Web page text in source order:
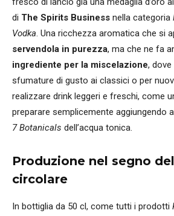
di The Spirits Business nella categoria
Vodka. Una ricchezza aromatica che si
servendola in purezza, ma che ne fa
ingrediente per la miscelazione,
sfumature di gusto ai classici o per
realizzare drink leggeri e freschi, come
preparare semplicemente aggiungendo
7 Botanicals dell’acqua tonica.
Produzione nel segno
circolare
In bottiglia da 50 cl, come tutti i prodotti